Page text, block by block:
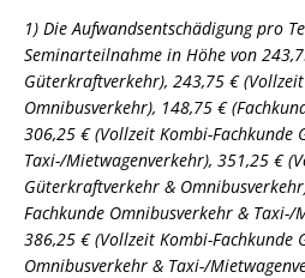
1) Die Aufwandsentschädigung pro
Seminarteilnahme in Höhe von
Güterkraftverkehr), 243,75 €
Omnibusverkehr), 148,75 €
306,25 € (Vollzeit Kombi-Fachkunde
Taxi-/Mietwagenverkehr), 351,25 €
Güterkraftverkehr &
Fachkunde Omnibusverkehr & Taxi-/
386,25 € (Vollzeit Kombi-Fachkunde
Omnibusverkehr & Taxi-/